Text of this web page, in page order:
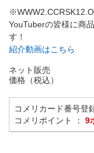
YouTuberの皆様に商
す！
紹介動画はこちら
ネット販売
価格（税込）
コメリカード番号登
コメリポイント ： 9